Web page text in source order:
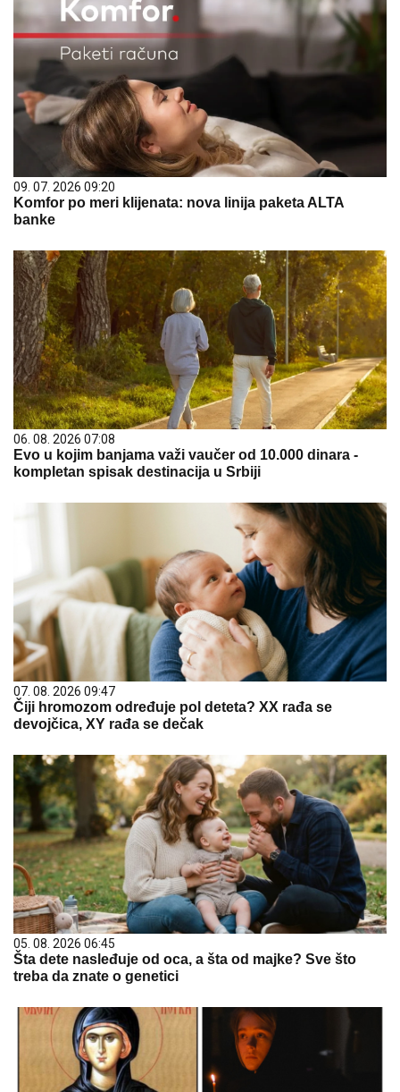
09. 07. 2026 09:20
Komfor po meri klijenata: nova linija paketa ALTA
banke
06. 08. 2026 07:08
Evo u kojim banjama važi vaučer od 10.000 dinara -
kompletan spisak destinacija u Srbiji
07. 08. 2026 09:47
Čiji hromozom određuje pol deteta? XX rađa se
devojčica, XY rađa se dečak
05. 08. 2026 06:45
Šta dete nasleđuje od oca, a šta od majke? Sve što
treba da znate o genetici